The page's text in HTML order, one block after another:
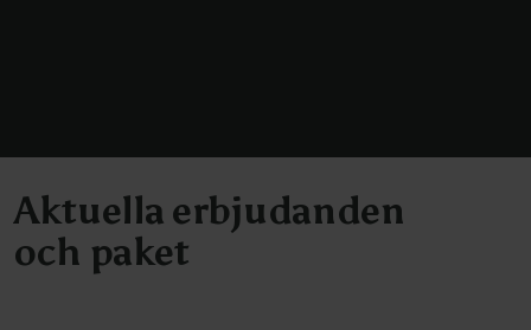
Aktuella erbjudanden
och paket